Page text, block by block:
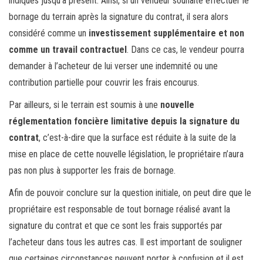
bornage du terrain après la signature du contrat, il sera alors
considéré comme un investissement supplémentaire et non
comme un travail contractuel . Dans ce cas, le vendeur pourra
demander à l’acheteur de lui verser une indemnité ou une
contribution partielle pour couvrir les frais encourus.
Par ailleurs, si le terrain est soumis à une nouvelle
réglementation foncière limitative depuis la signature du
contrat, c’est-à-dire que la surface est réduite à la suite de la
mise en place de cette nouvelle législation, le propriétaire n’aura
pas non plus à supporter les frais de bornage.
Afin de pouvoir conclure sur la question initiale, on peut dire que le
propriétaire est responsable de tout bornage réalisé avant la
signature du contrat et que ce sont les frais supportés par
l’acheteur dans tous les autres cas. Il est important de souligner